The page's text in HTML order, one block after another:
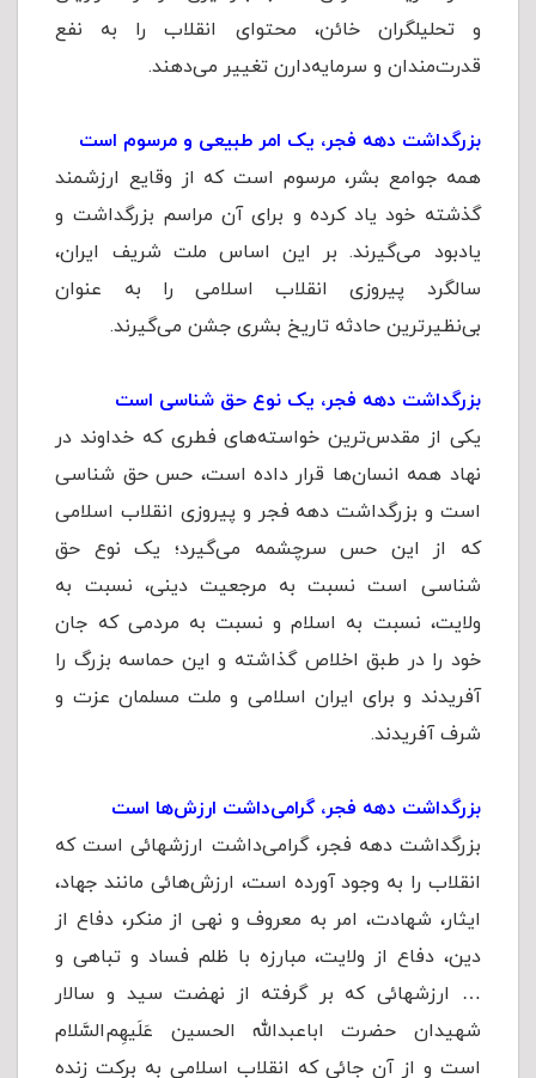
و تحلیلگران خائن، محتوای انقلاب را به نفع
قدرت‌مندان و سرمایه‌دارن تغییر می‌دهند.
بزرگداشت دهه فجر، یک امر طبیعی و مرسوم است
همه جوامع بشر، مرسوم است که از وقایع ارزشمند
گذشته خود یاد کرده و برای آن مراسم بزرگداشت و
یادبود می‌گیرند. بر این اساس ملت شریف ایران،
سالگرد پیروزی انقلاب اسلامی را به عنوان
بی‌نظیرترین حادثه تاریخ بشری جشن می‌گیرند.
بزرگداشت دهه فجر، یک نوع حق شناسی است
یکی از مقدس‌ترین خواسته‌های فطری که خداوند در
نهاد همه انسان‌ها قرار داده است، حس حق شناسی
است و بزرگداشت دهه فجر و پیروزی انقلاب اسلامی
که از این حس سرچشمه می‌گیرد؛ یک نوع حق
شناسی است نسبت به مرجعیت دینی، نسبت به
ولایت، نسبت به اسلام و نسبت به مردمی که جان
خود را در طبق اخلاص گذاشته و این حماسه بزرگ را
آفریدند و برای ایران اسلامی و ملت مسلمان عزت و
شرف آفریدند.
بزرگداشت دهه فجر، گرامی‌داشت ارزش‌ها است
بزرگداشت دهه فجر، گرامی‌داشت ارزش­هائی است که
انقلاب را به وجود آورده است، ارزش‌هائی مانند جهاد،
ایثار، شهادت، امر به معروف و نهی از منکر، دفاع از
دین، دفاع از ولایت، مبارزه با ظلم فساد و تباهی و
… ارزش­هائی که بر گرفته از نهضت سید و سالار
شهیدان حضرت اباعبدالله الحسین عَلَیهِم‌السَّلام
است و از آن جائی که انقلاب اسلامی به برکت زنده